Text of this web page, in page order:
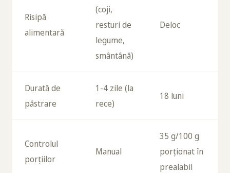
Risipă
alimentară
(coji,
resturi de
legume,
smântână)
Deloc
Durată de
păstrare
1-4 zile (la
rece)
18 luni
Controlul
porțiilor
Manual
35 g/100 g
porționat în
prealabil